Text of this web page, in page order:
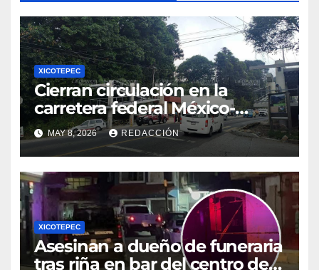
XICOTEPEC
Cierran circulación en la
carretera federal México-
Tuxpan
MAY 8, 2026 REDACCIÓN
XICOTEPEC
Asesinan a dueño de funeraria
tras riña en bar del centro de